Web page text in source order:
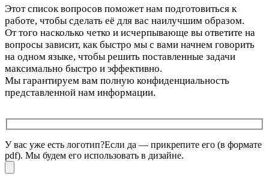
Этот список вопросов поможет нам подготовиться к
работе, чтобы сделать её для вас наилучшим образом.
От того насколько четко и исчерпывающе вы ответите на
вопросы зависит, как быстро мы с вами начнем говорить
на одном языке, чтобы решить поставленные задачи
максимально быстро и эффективно.
Мы гарантируем вам полную конфиденциальность
представленной нам информации.
У вас уже есть логотип?Если да — прикрепите его (в формате
pdf). Мы будем его использовать в дизайне.